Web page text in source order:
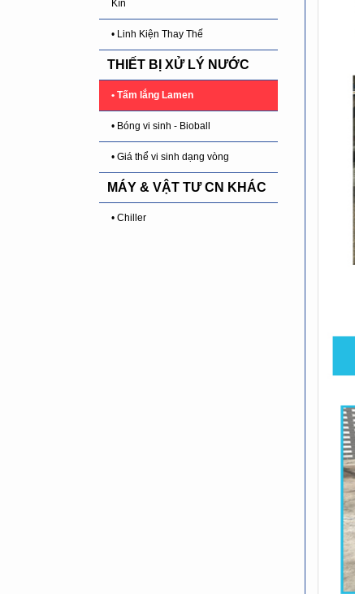
Kín
• Linh Kiện Thay Thế
THIẾT BỊ XỬ LÝ NƯỚC
• Tấm lắng Lamen
• Bóng vi sinh - Bioball
• Giá thể vi sinh dạng vòng
MÁY & VẬT TƯ CN KHÁC
• Chiller